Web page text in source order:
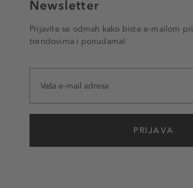
Newsletter
Prijavite se odmah kako biste e-mailom
trendovima i ponudama!
PRIJAVA